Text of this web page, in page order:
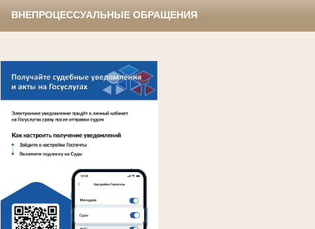
ВНЕПРОЦЕССУАЛЬНЫЕ ОБРАЩЕНИЯ